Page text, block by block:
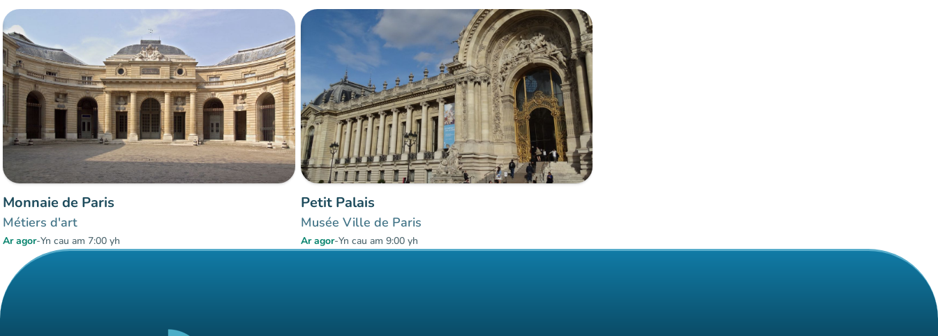
Monnaie de Paris
Métiers d'art
Ar agor-Yn cau am 7:00 yh
Petit Palais
Musée Ville de Paris
Ar agor-Yn cau am 9:00 yh
Hylif
Eitemau 1 i 2 o 2